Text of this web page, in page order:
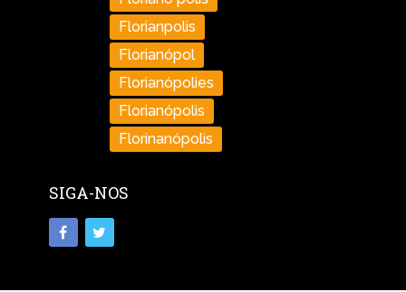
Florianpolis
Florianópol
Florianópolies
Florianópolis
Florinanópolis
SIGA-NOS